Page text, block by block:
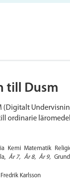
till Dusm
(Digitalt
ordinarie
Kemi Matematik
År 7 År 8 År 9
Karlsson